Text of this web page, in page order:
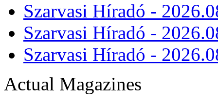
Szarvasi Híradó -
Szarvasi Híradó -
Szarvasi Híradó -
Actual Magazines